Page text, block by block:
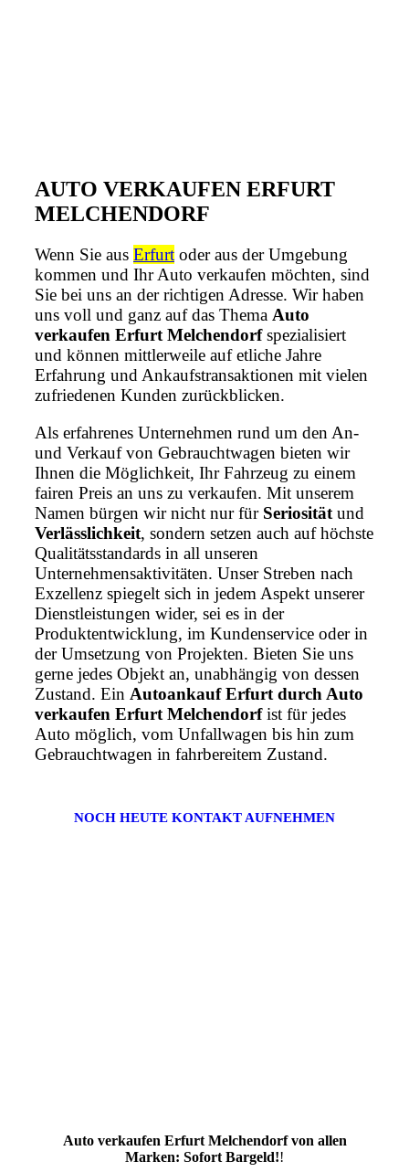
AUTO VERKAUFEN ERFURT
MELCHENDORF
Wenn Sie aus Erfurt oder aus der Umgebung
kommen und Ihr Auto verkaufen möchten, sind
Sie bei uns an der richtigen Adresse. Wir haben
uns voll und ganz auf das Thema Auto
verkaufen Erfurt Melchendorfspezialisiert
und können mittlerweile auf etliche Jahre
Erfahrung und Ankaufstransaktionen mit vielen
zufriedenen Kunden zurückblicken.
Als erfahrenes Unternehmen rund um den An-
und Verkauf von Gebrauchtwagen bieten wir
Ihnen die Möglichkeit, Ihr Fahrzeug zu einem
fairen Preis an uns zu verkaufen. Mit unserem
Namen bürgen wir nicht nur für Seriosität und
Verlässlichkeit, sondern setzen auch auf höchste
Qualitätsstandards in all unseren
Unternehmensaktivitäten. Unser Streben nach
Exzellenz spiegelt sich in jedem Aspekt unserer
Dienstleistungen wider, sei es in der
Produktentwicklung, im Kundenservice oder in
der Umsetzung von Projekten. Bieten Sie uns
gerne jedes Objekt an, unabhängig von dessen
Zustand. Ein Autoankauf Erfurt durch Auto
verkaufen Erfurt Melchendorfist für jedes
Auto möglich, vom Unfallwagen bis hin zum
Gebrauchtwagen in fahrbereitem Zustand.
NOCH HEUTE KONTAKT AUFNEHMEN
Auto verkaufen Erfurt Melchendorf von allen
Marken: Sofort Bargeld!!